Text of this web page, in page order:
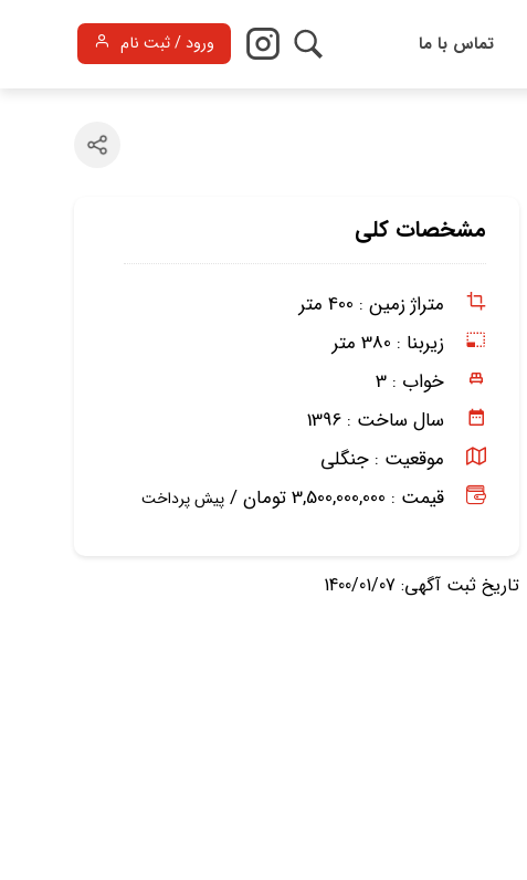
تماس با ما ورود / ثبت نام
مشخصات کلی
متراژ زمین : 400 متر
زیربنا : 380 متر
خواب : 3
سال ساخت : 1396
موقعیت : جنگلی
قیمت : 3,500,000,000 تومان /
پیش پرداخت
تاریخ ثبت آگهی: 1400/01/07